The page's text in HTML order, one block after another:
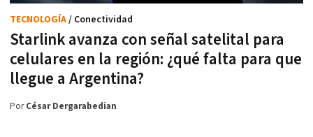
Starlink avanza con señal satelital para
celulares en la región: ¿qué falta para que
llegue a Argentina?
TECNOLOGÍA/ Conectividad
PorCésar Dergarabedian